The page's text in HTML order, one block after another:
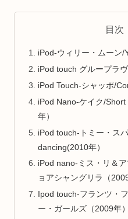
目次
iPod-ウィリー・ムーン/
iPod touch グループラ
iPod Touch-シャッポ/
iPod Nano-ケイク/
年）
iPod touch-トミー・ス
dancing(2010年）
iPod nano-ミス・リ＆
ョアシャングリラ（2009
Ipod touch-フランツ・
ー・ガールズ（2009年）